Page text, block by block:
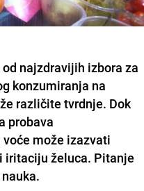
najzdravijih izbora za
konzumiranja na
različite tvrdnje. Dok
probava
može izazvati
iritaciju želuca. Pitanje